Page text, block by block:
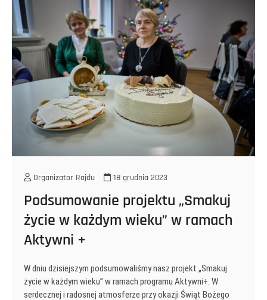
Organizator Rajdu 18 grudnia 2023
Podsumowanie projektu „Smakuj
życie w każdym wieku” w ramach
Aktywni +
W dniu dzisiejszym podsumowaliśmy nasz projekt „Smakuj
życie w każdym wieku” w ramach programu Aktywni+. W
serdecznej i radosnej atmosferze przy okazji Świąt Bożego